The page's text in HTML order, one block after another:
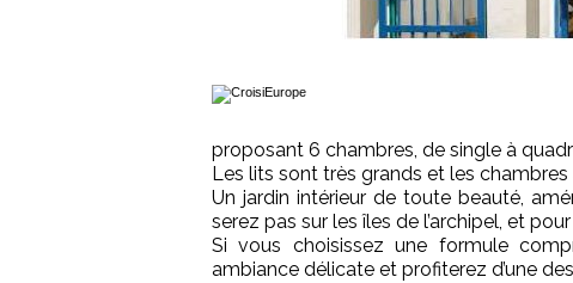
proposant 6 chambres, de single à
Les lits sont très grands et les
Un jardin intérieur de toute beauté,
serez pas sur les îles de l’archipel, et
Si vous choisissez une formule
ambiance délicate et profiterez d’une